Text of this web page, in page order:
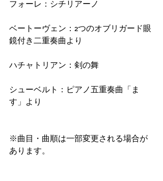
フォーレ：シチリアーノ
ベートーヴェン：2つのオブリガード眼
鏡付き二重奏曲より
ハチャトリアン：剣の舞
シューベルト：ピアノ五重奏曲「ま
す」より
※曲目・曲順は一部変更される場合が
あります。